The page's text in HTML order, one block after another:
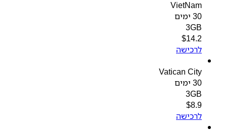
VietNam
3GB
$14.2
לרכישה
Vatican City
3GB
$
לרכישה